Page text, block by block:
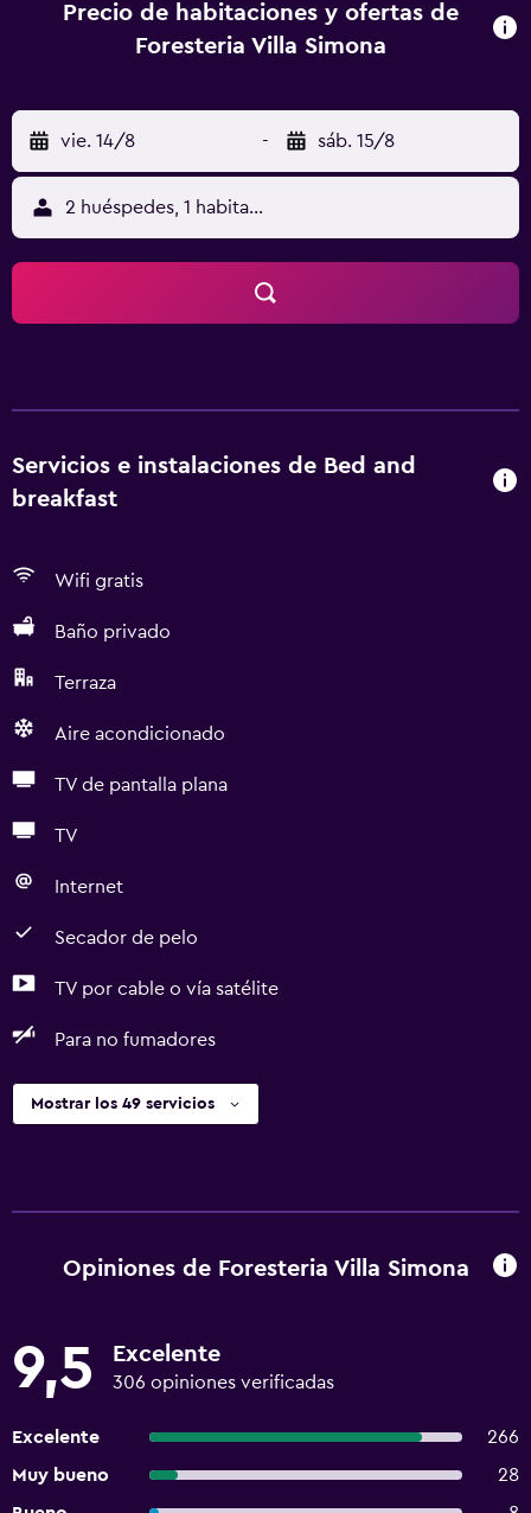
Precio de habitaciones y ofertas de
Foresteria Villa Simona
vie. 14/8 - sáb. 15/8
2 huéspedes, 1 habitación
Servicios e instalaciones de Bed and
breakfast
Wifi gratis
Baño privado
Terraza
Aire acondicionado
TV de pantalla plana
TV
Internet
Secador de pelo
TV por cable o vía satélite
Para no fumadores
Mostrar los 49 servicios
Opiniones de Foresteria Villa Simona
9,5 Excelente
306 opiniones verificadas
Excelente
266
Muy bueno
28